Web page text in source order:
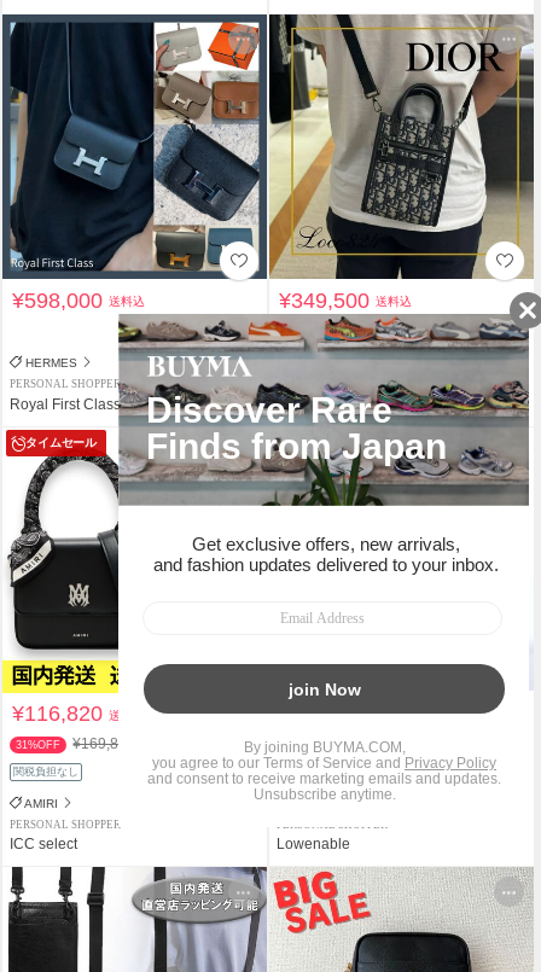
¥598,000送料込
HERMES
PERSONAL SHOPPER
Royal First Class
¥349,500送料込
関税負担なし
PERSONAL SHOPPER
Loco824
タイムセール
¥116,820送料込
31%OFF ¥169,800
関税負担なし
AMIRI
PERSONAL SHOPPER
ICC select
¥19,800送料込
関税負担なし
Yohji Yamamoto
Lowenable